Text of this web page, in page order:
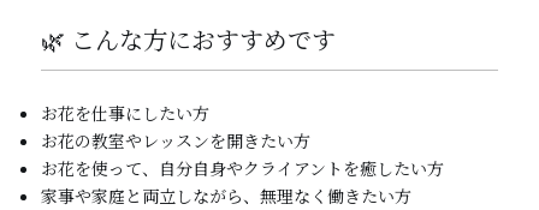
🌿 こんな方におすすめです
お花を仕事にしたい方
お花の教室やレッスンを開きたい方
お花を使って、自分自身やクライアントを癒したい方
家事や家庭と両立しながら、無理なく働きたい方